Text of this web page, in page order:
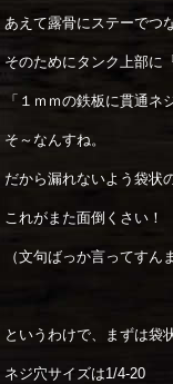
あえて露骨にステーでつ
そのためにタンク上部に
「１ｍｍの鉄板に貫通ネ
そ～なんすね。
だから漏れないよう袋状
これがまた面倒くさい！
（文句ばっか言ってすん
というわけで、まずは袋
ネジ穴サイズは1/4-20